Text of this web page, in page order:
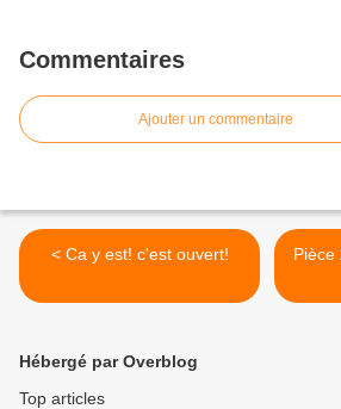
Commentaires
Ajouter un commentaire
< Ca y est! c'est ouvert!
Pièce
Hébergé par Overblog
Top articles